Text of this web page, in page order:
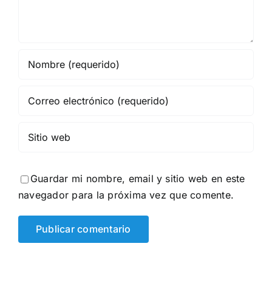
Guardar mi nombre, email y sitio web en este
navegador para la próxima vez que comente.